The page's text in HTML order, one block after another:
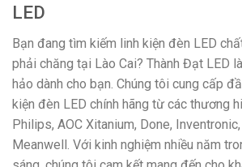
LED
Bạn đang tìm kiếm linh kiện đèn LED
phải chăng tại Lào Cai? Thành Đạt LED
hảo dành cho bạn. Chúng tôi cung cấp
kiện đèn LED chính hãng từ các thương
Philips, AOC Xitanium, Done,
Meanwell. Với kinh nghiệm nhiều năm